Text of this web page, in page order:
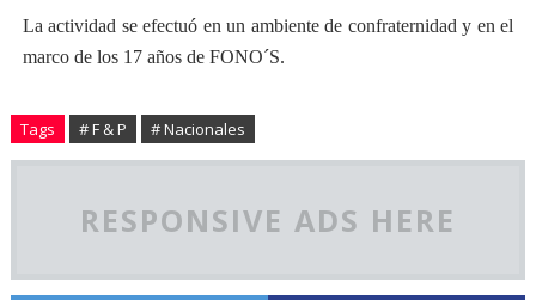
La actividad se efectuó en un ambiente de confraternidad y en el
marco de los 17 años de FONO´S.
Tags # F & P # Nacionales
RESPONSIVE ADS HERE